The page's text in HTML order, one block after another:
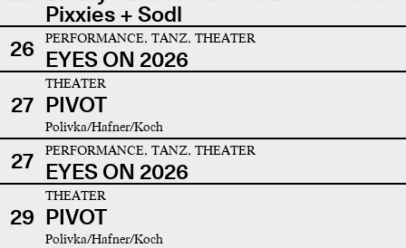
Pixxies + Sodl
26
PERFORMANCE, TANZ, THEATER
EYES ON 2026
27
THEATER
PIVOT
Polivka/Hafner/Koch
27 PERFORMANCE, TANZ, THEATER
EYES ON 2026
29
THEATER
PIVOT
Polivka/Hafner/Koch